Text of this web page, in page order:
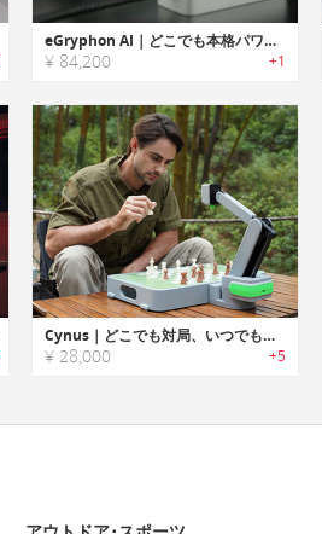
eGryphon AI｜どこでも本格パワーを発揮するクリエイター向けポータブルGPU
¥ 84,200 +1
Cynus｜どこでも対局、いつでも挑戦。AI搭載ポータブルチェスロボット
¥ 28,000 +5